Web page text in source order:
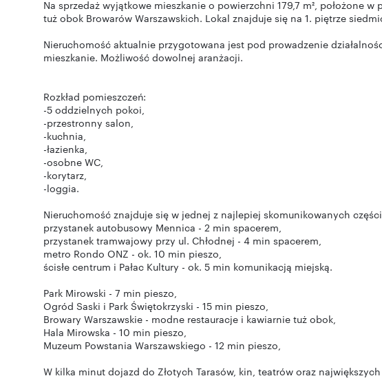
Na sprzedaż wyjątkowe mieszkanie o powierzchni 179,7 m², położone
tuż obok Browarów Warszawskich. Lokal znajduje się na 1. piętrze
Nieruchomość aktualnie przygotowana jest pod prowadzenie
mieszkanie. Możliwość dowolnej aranżacji.
Rozkład pomieszczeń:
-5 oddzielnych pokoi,
-przestronny salon,
-kuchnia,
-łazienka,
-osobne WC,
-korytarz,
-loggia.
Nieruchomość znajduje się w jednej z najlepiej skomunikowanych
przystanek autobusowy Mennica - 2 min spacerem,
przystanek tramwajowy przy ul. Chłodnej - 4 min spacerem,
metro Rondo ONZ - ok. 10 min pieszo,
ścisłe centrum i Pałac Kultury - ok. 5 min komunikacją miejską.
Park Mirowski - 7 min pieszo,
Ogród Saski i Park Świętokrzyski - 15 min pieszo,
Browary Warszawskie - modne restauracje i kawiarnie tuż obok,
Hala Mirowska - 10 min pieszo,
Muzeum Powstania Warszawskiego - 12 min pieszo,
W kilka minut dojazd do Złotych Tarasów, kin, teatrów oraz